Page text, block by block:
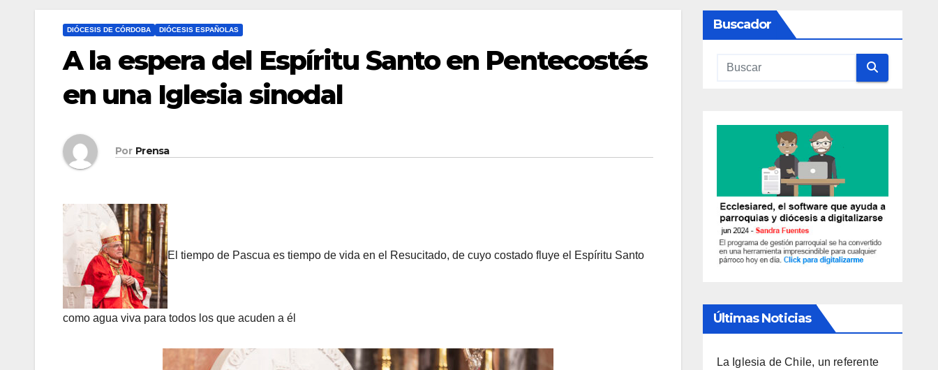
DIÓCESIS DE CÓRDOBA DIÓCESIS ESPAÑOLAS
A la espera del Espíritu Santo en Pentecostés
en una Iglesia sinodal
Por Prensa
El tiempo de Pascua es tiempo de vida en el Resucitado, de cuyo costado fluye el Espíritu Santo
como agua viva para todos los que acuden a él
Buscador
Últimas Noticias
La Iglesia de Chile, un referente